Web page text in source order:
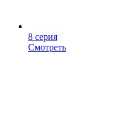
8 серия
Смотреть